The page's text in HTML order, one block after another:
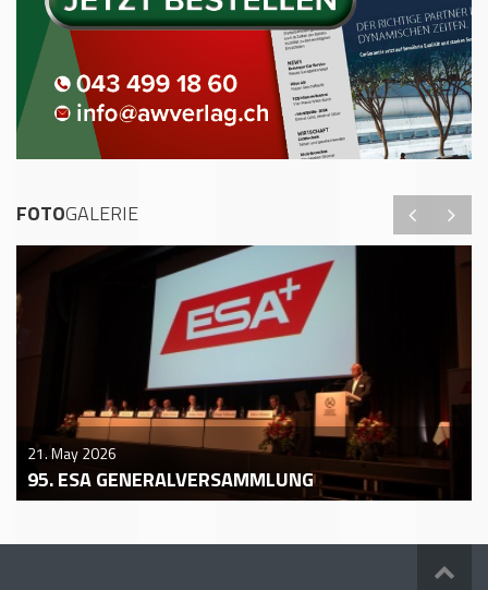
FOTOGALERIE
21. May 2026
95. ESA GENERALVERSAMMLUNG